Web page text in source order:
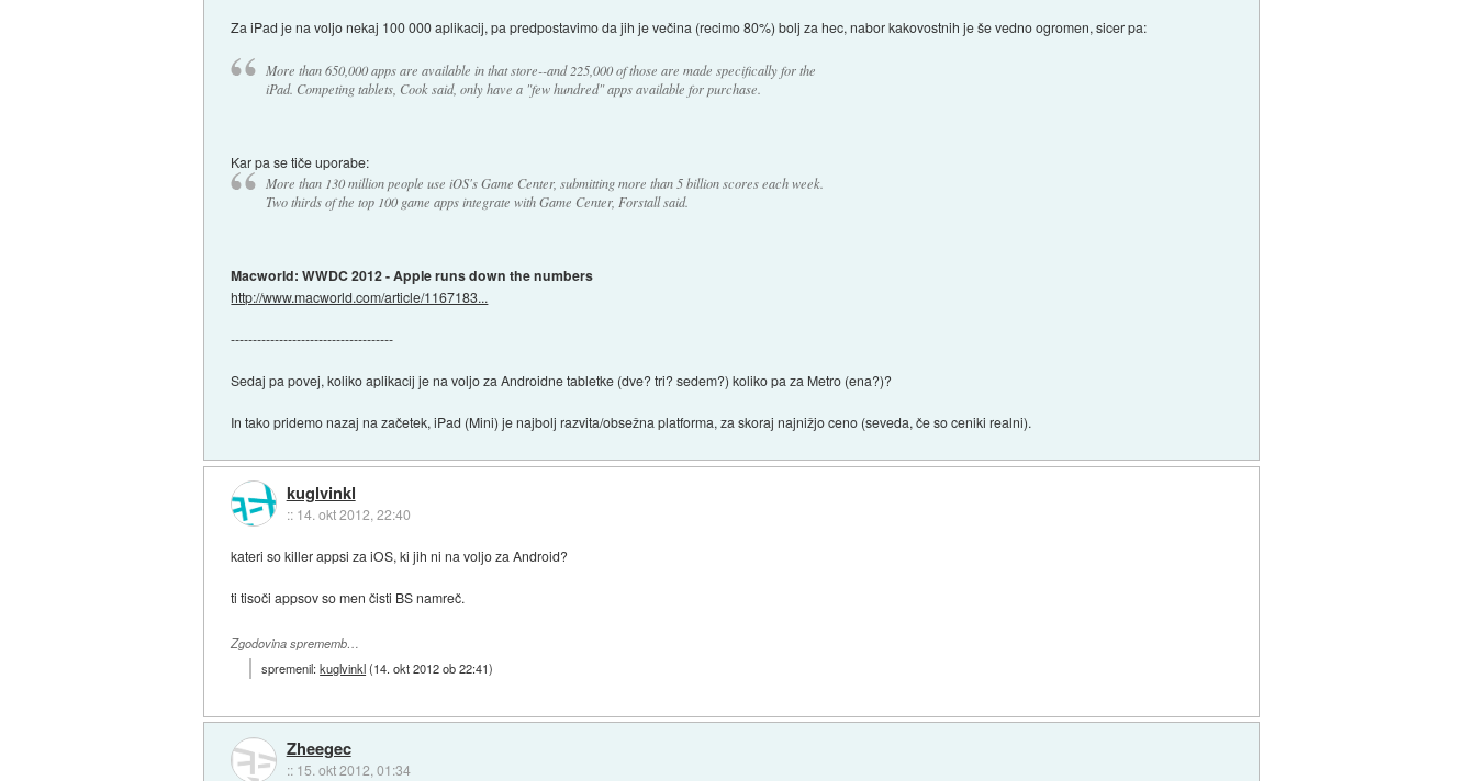
Za iPad je na voljo nekaj 100 000 aplikacij, pa predpostavimo da jih je večina (recimo 80%) bolj za hec, nabor kakovostnih je še vedno ogromen, sicer pa:
More than 650,000 apps are available in that store--and 225,000 of those are made specifically for the
iPad. Competing tablets, Cook said, only have a "few hundred" apps available for purchase.
Kar pa se tiče uporabe:
More than 130 million people use iOS's Game Center, submitting more than 5 billion scores each week.
Two thirds of the top 100 game apps integrate with Game Center, Forstall said.
Macworld: WWDC 2012 - Apple runs down the numbers
http://www.macworld.com/article/1167183...
-------------------------------------
Sedaj pa povej, koliko aplikacij je na voljo za Androidne tabletke (dve? tri? sedem?) koliko pa za Metro (ena?)?
In tako pridemo nazaj na začetek, iPad (Mini) je najbolj razvita/obsežna platforma, za skoraj najnižjo ceno (seveda, če so ceniki realni).
kuglvinkl
:: 14. okt 2012, 22:40
kateri so killer appsi za iOS, ki jih ni na voljo za Android?
ti tisoči appsov so men čisti BS namreč.
Zgodovina sprememb…
spremenil:kuglvinkl(14. okt 2012 ob 22:41)
Zheegec
:: 15. okt 2012, 01:34